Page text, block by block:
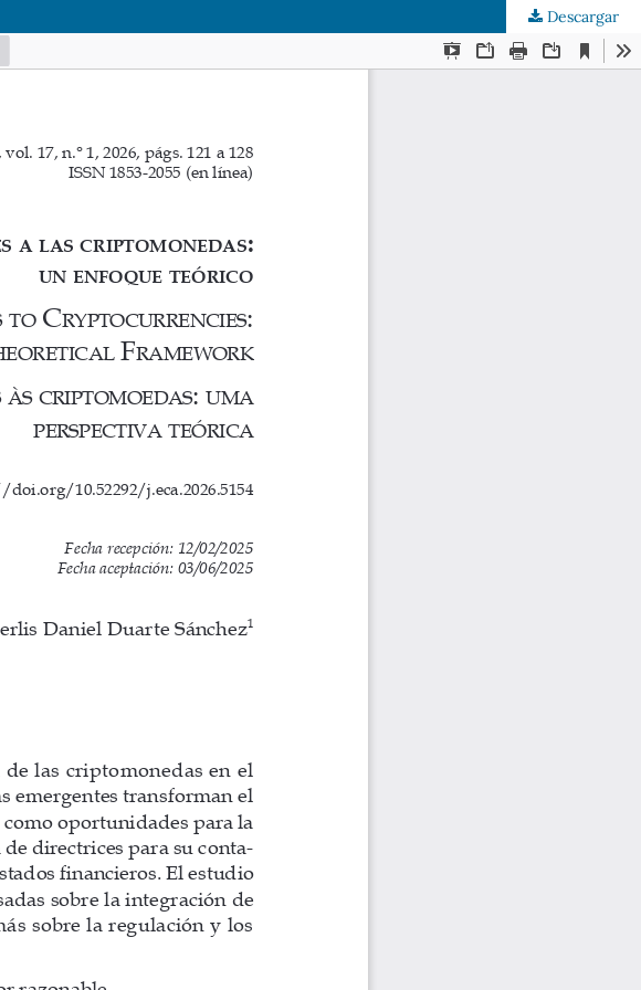
Descargar